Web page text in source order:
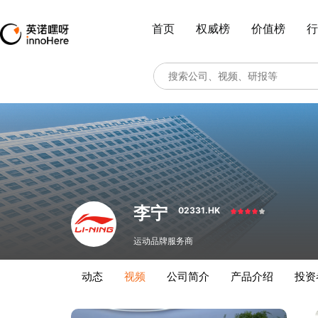
首页 权威榜 价值榜
李宁 02331.HK
运动品牌服务商
动态 视频 公司简介 产品介绍 投